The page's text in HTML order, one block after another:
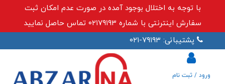
با توجه به اختلال بوجود آمده در صورت عدم امکان ثبت
سفارش اینترنتی با شماره ۰۲۱۷۹۱۹۳ تماس حاصل نمایید
پشتیبانی: ۷۹۱۹۳-۰۲۱
ورود / ثبت نام